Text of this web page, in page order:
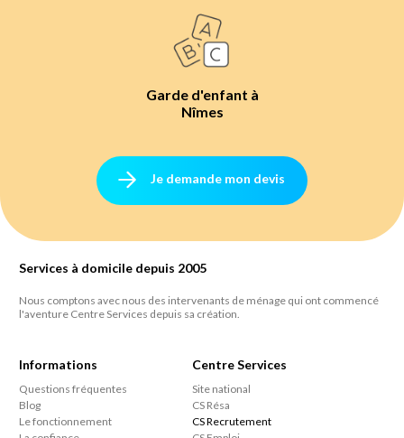
Garde d'enfant à
Nîmes
Je demande mon devis
Services à domicile depuis 2005
Nous comptons avec nous des intervenants de ménage qui ont commencé
l'aventure Centre Services depuis sa création.
Informations
Questions fréquentes
Blog
Le fonctionnement
Centre Services
Site national
CS Résa
CS Recrutement